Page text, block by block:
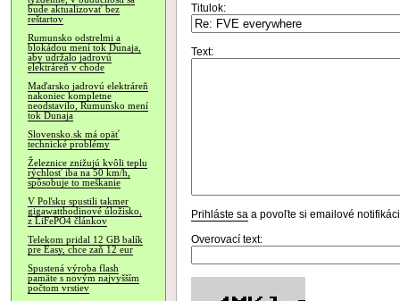
bude aktualizovať bez
reštartov
Rumunsko odstrelmi a
blokádou mení tok Dunaja,
aby udržalo jadrovú
elektráreň v chode
Maďarsko jadrovú elektráreň
nakoniec kompletne
neodstavilo, Rumunsko mení
tok Dunaja
Slovensko.sk má opäť
technické problémy
Železnice znižujú kvôli teplu
rýchlosť iba na 50 km/h,
spôsobuje to meškanie
V Poľsku spustili takmer
gigawatthodinové úložisko,
z LiFePO4 článkov
Telekom pridal 12 GB balík
pre Easy, chce zaň 12 eur
Spustená výroba flash
pamäte s novým najvyšším
počtom vrstiev
Titulok:
Text:
Prihláste sa a povoľte si emailové
Overovací text: